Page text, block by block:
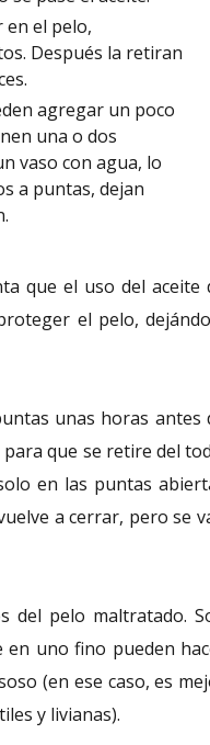
en el pelo,
Después la retiran
agregar un poco
una o dos
vaso con agua, lo
a puntas, dejan
que el uso del aceite
el pelo,
unas horas antes
para que se retire del
en las puntas
a cerrar, pero se
del pelo maltratado.
en uno fino pueden
(en ese caso, es
y livianas).